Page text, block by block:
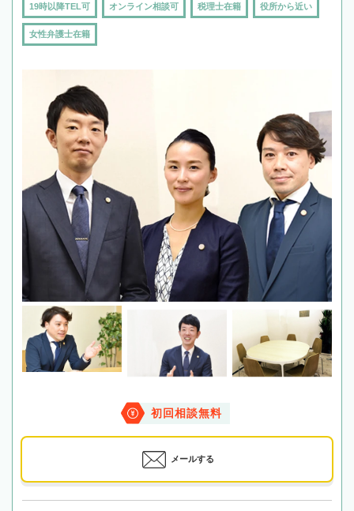
19時以降TEL可 オンライン相談可 税理士在籍 役所から近い
女性弁護士在籍
初回相談無料
メールする